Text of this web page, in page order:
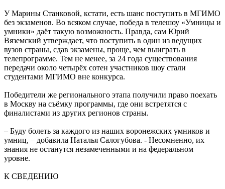
У Марины Станковой, кстати, есть шанс поступить в МГИМО
без экзаменов. Во всяком случае, победа в телешоу «Умницы и
умники» даёт такую возможность. Правда, сам Юрий
Вяземский утверждает, что поступить в один из ведущих
вузов страны, сдав экзамены, проще, чем выиграть в
телепрограмме. Тем не менее, за 24 года существования
передачи около четырёх сотен участников шоу стали
студентами МГИМО вне конкурса.
Победители же регионального этапа получили право поехать
в Москву на съёмку программы, где они встретятся с
финалистами из других регионов страны.
– Буду болеть за каждого из наших воронежских умников и
умниц, – добавила Наталья Салогубова. - Несомненно, их
знания не останутся незамеченными и на федеральном
уровне.
К СВЕДЕНИЮ